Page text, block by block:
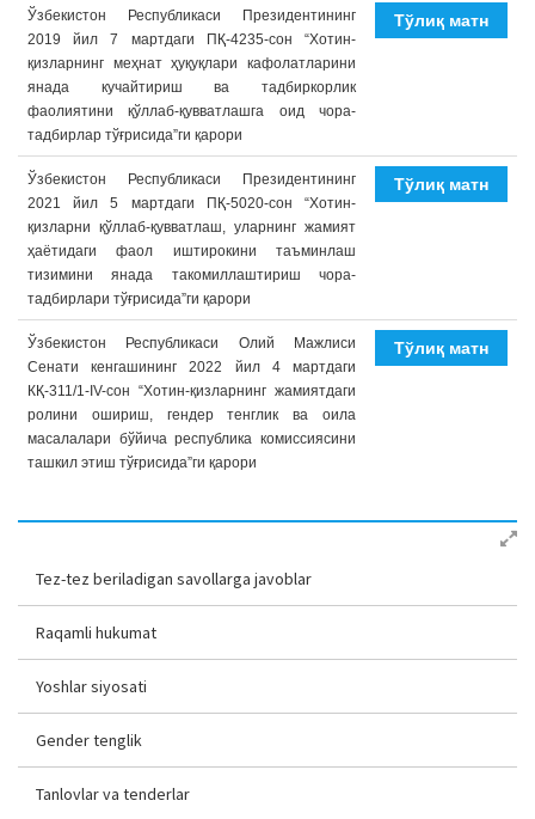
Ўзбекистон Республикаси Президентининг
2019 йил 7 мартдаги ПҚ-4235-сон “Хотин-
қизларнинг меҳнат ҳуқуқлари кафолатларини
янада кучайтириш ва тадбиркорлик
фаолиятини қўллаб-қувватлашга оид чора-
тадбирлар тўғрисида”ги қарори
Тўлиқ матн
Ўзбекистон Республикаси Президентининг
2021 йил 5 мартдаги ПҚ-5020-сон “Хотин-
қизларни қўллаб-қувватлаш, уларнинг жамият
ҳаётидаги фаол иштирокини таъминлаш
тизимини янада такомиллаштириш чора-
тадбирлари тўғрисида”ги қарори
Тўлиқ матн
Ўзбекиcтон Республикаси Олий Мажлиси
Сенати кенгашининг 2022 йил 4 мартдаги
КҚ-311/1-IV-сон “Хотин-қизларнинг жамиятдаги
ролини ошириш, гендер тенглик ва оила
масалалари бўйича республика комиссиясини
ташкил этиш тўғрисида”ги қарори
Тўлиқ матн
Tez-tez beriladigan savollarga javoblar
Raqamli hukumat
Yoshlar siyosati
Gender tenglik
Tanlovlar va tenderlar